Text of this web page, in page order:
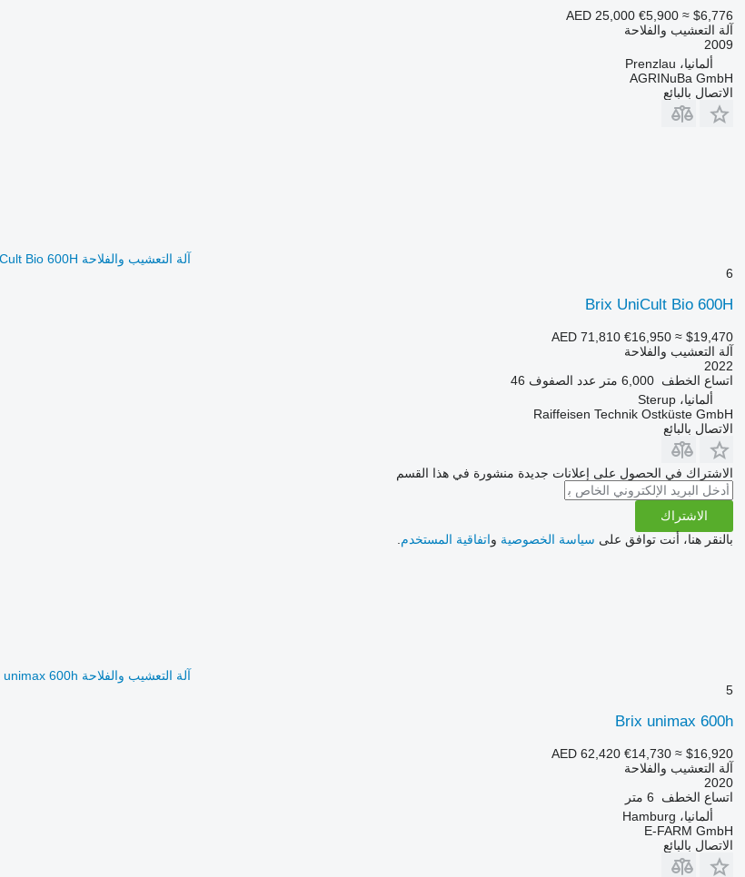
AED 25,000 €5,900 ≈ $6,776
آلة التعشيب والفلاحة
2009
ألمانيا، Prenzlau
AGRINuBa GmbH
الاتصال بالبائع
آلة التعشيب والفلاحة Brix UniCult Bio 600H
6
Brix UniCult Bio 600H
AED 71,810 €16,950 ≈ $19,470
آلة التعشيب والفلاحة
2022
اتساع الخطف 6,000 متر عدد الصفوف 46
ألمانيا، Sterup
Raiffeisen Technik Ostküste GmbH
الاتصال بالبائع
الاشتراك في الحصول على إعلانات جديدة منشورة في هذا القسم
الاشتراك
بالنقر هنا، أنت توافق على سياسة الخصوصية واتفاقية المستخدم
آلة التعشيب والفلاحة Brix unimax 600h
5
Brix unimax 600h
AED 62,420 €14,730 ≈ $16,920
آلة التعشيب والفلاحة
2020
اتساع الخطف
6 متر
ألمانيا، Hamburg
E-FARM GmbH
الاتصال بالبائع